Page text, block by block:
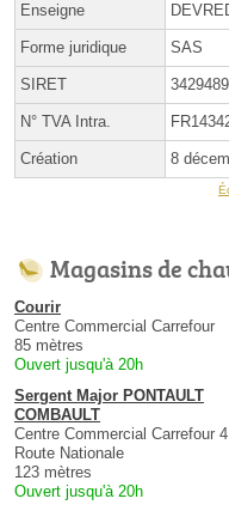
Enseigne
Forme juridique SAS
SIRET
N° TVA Intra.
Création 8
Magasins de
Courir
Centre Commercial Carrefour
85 mètres
Ouvert jusqu'à 20h
Sergent Major PONTAULT
COMBAULT
Centre Commercial Carrefour 4
Route Nationale
123 mètres
Ouvert jusqu'à 20h